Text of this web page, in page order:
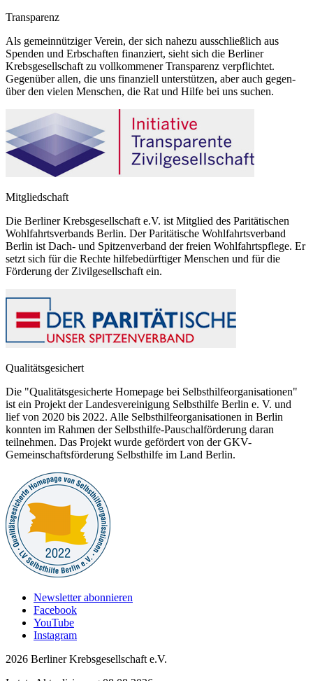
Transparenz
Als gemeinnütziger Verein, der sich nahezu ausschließlich aus
Spenden und Erbschaften finanziert, sieht sich die Berliner
Krebsgesellschaft zu vollkommener Transparenz verpflichtet.
Gegenüber allen, die uns finanziell unterstützen, aber auch gegen-
über den vielen Menschen, die Rat und Hilfe bei uns suchen.
Mitgliedschaft
Die Berliner Krebsgesellschaft e.V. ist Mitglied des Paritätischen
Wohlfahrtsverbands Berlin. Der Paritätische Wohlfahrtsverband
Berlin ist Dach- und Spitzenverband der freien Wohlfahrtspflege. Er
setzt sich für die Rechte hilfebedürftiger Menschen und für die
Förderung der Zivilgesellschaft ein.
Qualitätsgesichert
Die "Qualitätsgesicherte Homepage bei Selbsthilfeorganisationen"
ist ein Projekt der Landesvereinigung Selbsthilfe Berlin e. V. und
lief von 2020 bis 2022. Alle Selbsthilfeorganisationen in Berlin
konnten im Rahmen der Selbsthilfe-Pauschalförderung daran
teilnehmen. Das Projekt wurde gefördert von der GKV-
Gemeinschaftsförderung Selbsthilfe im Land Berlin.
Newsletter abonnieren
Facebook
YouTube
Instagram
2026 Berliner Krebsgesellschaft e.V.